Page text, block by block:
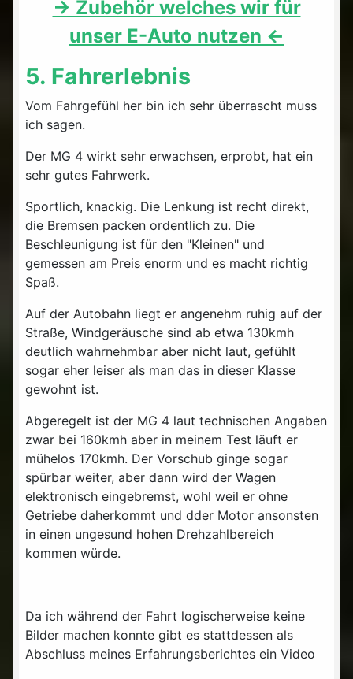
-> Zubehör welches wir für
unser E-Auto nutzen <-
5. Fahrerlebnis
Vom Fahrgefühl her bin ich sehr überrascht muss
ich sagen.
Der MG 4 wirkt sehr erwachsen, erprobt, hat ein
sehr gutes Fahrwerk.
Sportlich, knackig. Die Lenkung ist recht direkt,
die Bremsen packen ordentlich zu. Die
Beschleunigung ist für den "Kleinen" und
gemessen am Preis enorm und es macht richtig
Spaß.
Auf der Autobahn liegt er angenehm ruhig auf der
Straße, Windgeräusche sind ab etwa 130kmh
deutlich wahrnehmbar aber nicht laut, gefühlt
sogar eher leiser als man das in dieser Klasse
gewohnt ist.
Abgeregelt ist der MG 4 laut technischen Angaben
zwar bei 160kmh aber in meinem Test läuft er
mühelos 170kmh. Der Vorschub ginge sogar
spürbar weiter, aber dann wird der Wagen
elektronisch eingebremst, wohl weil er ohne
Getriebe daherkommt und dder Motor ansonsten
in einen ungesund hohen Drehzahlbereich
kommen würde.
Da ich während der Fahrt logischerweise keine
Bilder machen konnte gibt es stattdessen als
Abschluss meines Erfahrungsberichtes ein Video